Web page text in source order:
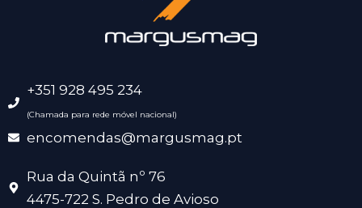
+351 928 495 234
(Chamada para rede móvel nacional)
encomendas@margusmag.pt
Rua da Quintã nº 76
4475-722 S. Pedro de Avioso